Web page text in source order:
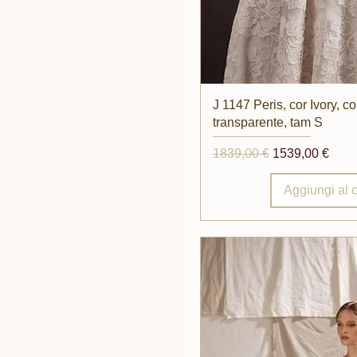
Vista
J 1147 Peris, cor Ivory,
transparente, tam S
Prezzo regolare
1839,00 € Prezzo scontato
1539,00 €
Aggiungi al